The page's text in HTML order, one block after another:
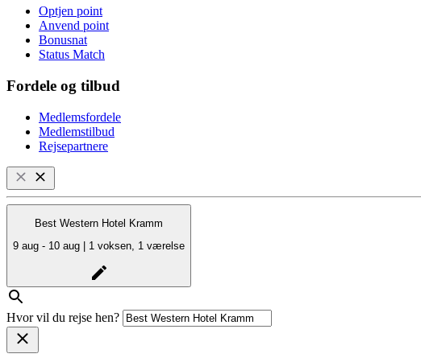
Optjen point
Anvend point
Bonusnat
Status Match
Fordele og tilbud
Medlemsfordele
Medlemstilbud
Rejsepartnere
Best Western Hotel Kramm
9 aug - 10 aug | 1 voksen, 1 værelse
Hvor vil du rejse hen?